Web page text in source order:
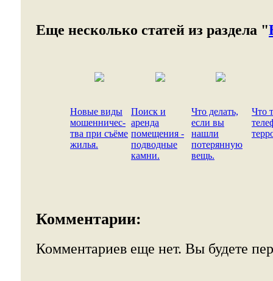
Еще несколько статей из раздела "
Новые виды
мошенничес-
тва при съёме
жилья.
Поиск и
аренда
помещения -
подводные
камни.
Что делать,
если вы
нашли
потерянную
вещь.
Что
Комментарии:
Комментариев еще нет. Вы будете